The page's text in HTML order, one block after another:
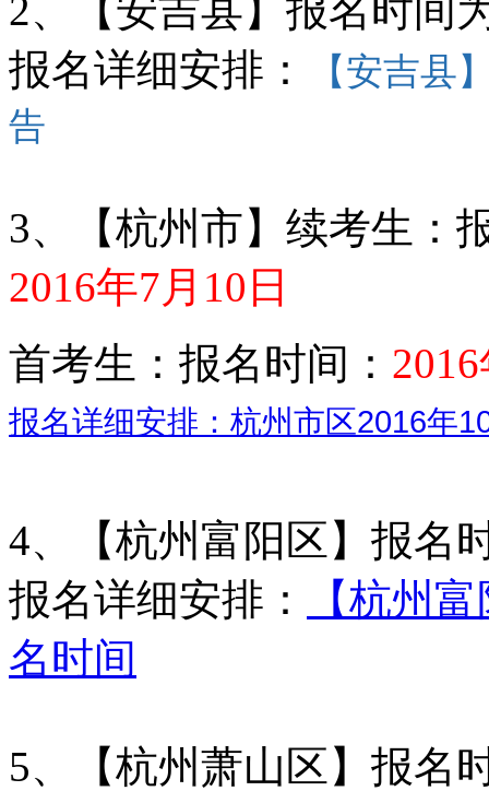
2、【安吉县】报名时间
报名详细安排：
【安吉县
告
3、【杭州市】续考生：
2016年7月10日
首考生：报名时间：
报名详细安排：杭州市区2016年
4、【杭州富阳区】报名
报名详细安排：
【杭州
名时间
5、【杭州萧山区】报名